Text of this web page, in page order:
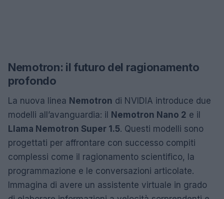
Nemotron: il futuro del ragionamento
profondo
La nuova linea Nemotron di NVIDIA introduce due
modelli all’avanguardia: il Nemotron Nano 2 e il
Llama Nemotron Super 1.5. Questi modelli sono
progettati per affrontare con successo compiti
complessi come il ragionamento scientifico, la
programmazione e le conversazioni articolate.
Immagina di avere un assistente virtuale in grado